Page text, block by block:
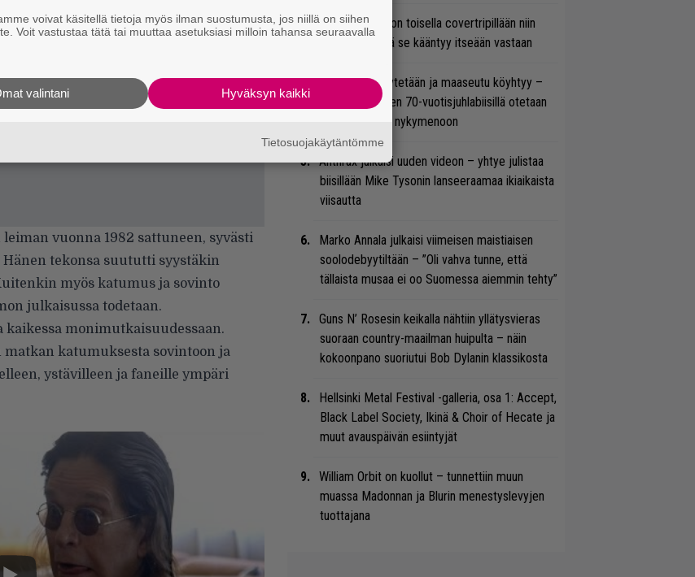
vuonna 1982 sattuneen, syvästi
tekonsa suututti syystäkin
myös katumus ja sovinto
julkaisussa todetaan.
monimutkaisuudessaan.
matkan katumuksesta sovintoon ja
ystävilleen ja faneille ympäri
Arvio: Saimaa on toisella covertripillään niin
suvereeni, että se kääntyy itseään vastaan
Työläisiä kyykytetään ja maaseutu köyhtyy –
Tumppi Varosen 70-vuotisjuhlabiisillä otetaan
tiukasti kantaa nykymenoon
Anthrax julkaisi uuden videon – yhtye julistaa
biisillään Mike Tysonin lanseeraamaa ikiaikaista
viisautta
Marko Annala julkaisi viimeisen maistiaisen
soolodebyytiltään – ”Oli vahva tunne, että
tällaista musaa ei oo Suomessa aiemmin tehty”
Guns N’ Rosesin keikalla nähtiin yllätysvieras
suoraan country-maailman huipulta – näin
kokoonpano suoriutui Bob Dylanin klassikosta
Hellsinki Metal Festival -galleria, osa 1: Accept,
Black Label Society, Ikinä & Choir of Hecate ja
muut avauspäivän esiintyjät
William Orbit on kuollut – tunnettiin muun
muassa Madonnan ja Blurin menestyslevyjen
tuottajana
voivat käsitellä tietoja myös ilman suostumusta, jos niillä on siihen
Voit vastustaa tätä tai muuttaa asetuksiasi milloin tahansa seuraavalla
Hyväksyn kaikki
valintani
Tietosuojakäytäntömme